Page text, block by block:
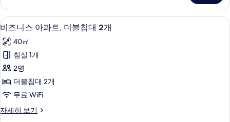
보
기
자
세
히
보
기
비
즈
니
스
아
파
트,
더
미니바, 객실 내 금고, 책상, 노트북 작
5
비즈니스 아파트, 더블침대 2개
40㎡
침실 1개
2명
더블침대 2개
무료 WiFi
자세히 보기
비